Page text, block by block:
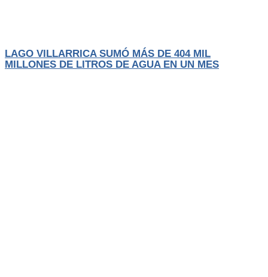
LAGO VILLARRICA SUMÓ MÁS DE 404 MIL
MILLONES DE LITROS DE AGUA EN UN MES